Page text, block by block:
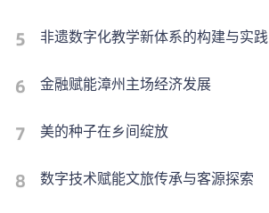
非遗数字化教学新体系的构建与实践
金融赋能漳州主场经济发展
美的种子在乡间绽放
数字技术赋能文旅传承与客源探索